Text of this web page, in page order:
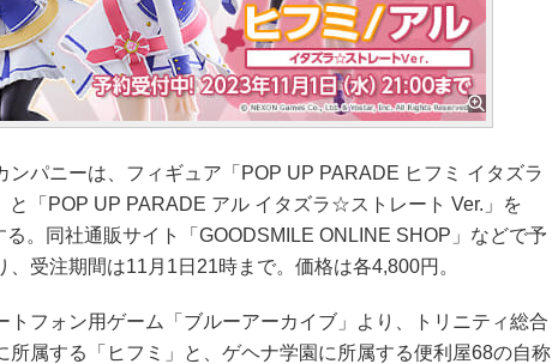
パニーは、フィギュア「POP UP PARADE ヒフミ イタズラ
と「POP UP PARADE アル イタズラ☆ストレート Ver.」を
る。同社通販サイト「GOODSMILE ONLINE SHOP」などで予
、受注期間は11月1日21時まで。価格は各4,800円。
フォン用ゲーム「ブルーアーカイブ」より、トリニティ総合
所属する「ヒフミ」と、ゲヘナ学園に所属する便利屋68の自称